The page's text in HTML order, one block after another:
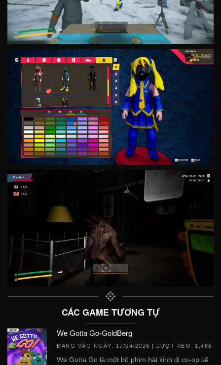
CÁC GAME TƯƠNG TỰ
We Gotta Go-GoldBerg
ĐĂNG VÀO NGÀY: 17/04/2026 | LƯỢT XEM: 1,466
We Gotta Go là một bộ phim hài kinh dị co-op sẽ